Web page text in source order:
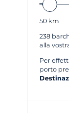
50 km
238
alla
Per
porto